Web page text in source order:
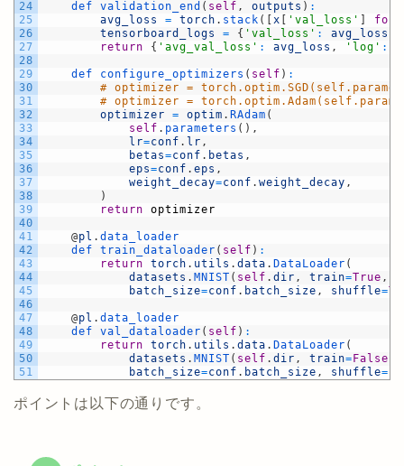
24
25
26
27
28
29
30
31
32
33
34
35
36
37
38
39
40
41
42
43
44
45
46
47
48
49
50
51
def validation_end ( self , outputs ) :
avg_loss
= torch . stack ( [x [ 'val_loss' ] for
tensorboard_logs
= { 'val_loss' : avg_loss
return
{ 'avg_val_loss' : avg_loss , 'log' :
def configure_optimizers ( self ) :
# optimizer =
# optimizer =
optimizer
= optim . RAdam (
self . parameters ( ) ,
lr=conf . lr ,
betas=conf . betas ,
eps=conf . eps ,
weight_decay=conf . weight_decay ,
)
return
optimizer
@pl . data_loader
def train_dataloader ( self ) :
return
torch . utils . data . DataLoader (
datasets . MNIST ( self . dir , train=True ,
batch_size=conf . batch_size , shuffle=
@pl . data_loader
def val_dataloader ( self ) :
return
torch . utils . data . DataLoader (
datasets . MNIST ( self . dir , train=False
batch_size=conf . batch_size , shuffle=
ポイントは以下の通りです。